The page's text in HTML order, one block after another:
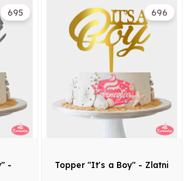
695
-
696
Topper "It's a Boy" - Zlatni